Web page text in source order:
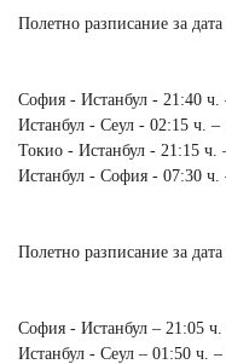
Полетно разписание за
София - Истанбул - 21:40 ч.
Истанбул - Сеул - 02:15 ч. –
Токио - Истанбул - 21:15 ч.
Истанбул - София - 07:30 ч.
Полетно разписание за
София - Истанбул – 21:05
Истанбул - Сеул – 01:50 ч.